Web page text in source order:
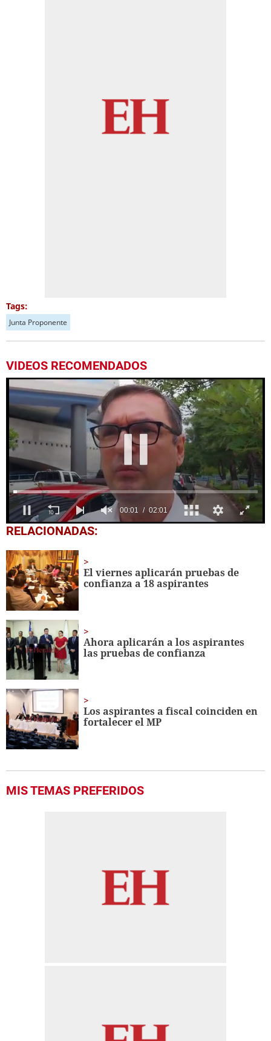
Tags:
Junta Proponente
VIDEOS RECOMENDADOS
0
seconds
2
minutes,
1
second
RELACIONADAS:
El viernes aplicarán pruebas de
confianza a 18 aspirantes
Ahora aplicarán a los aspirantes
las pruebas de confianza
Los aspirantes a fiscal coinciden en
fortalecer el MP
MIS TEMAS PREFERIDOS